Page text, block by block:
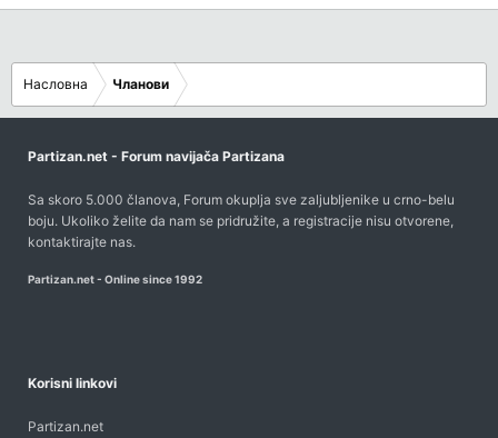
Насловна Чланови
Partizan.net - Forum navijača Partizana
Sa skoro 5.000 članova, Forum okuplja sve zaljubljenike u crno-belu
boju. Ukoliko želite da nam se pridružite, a registracije nisu otvorene,
kontaktirajte nas.
Partizan.net - Online since 1992
Korisni linkovi
Partizan.net